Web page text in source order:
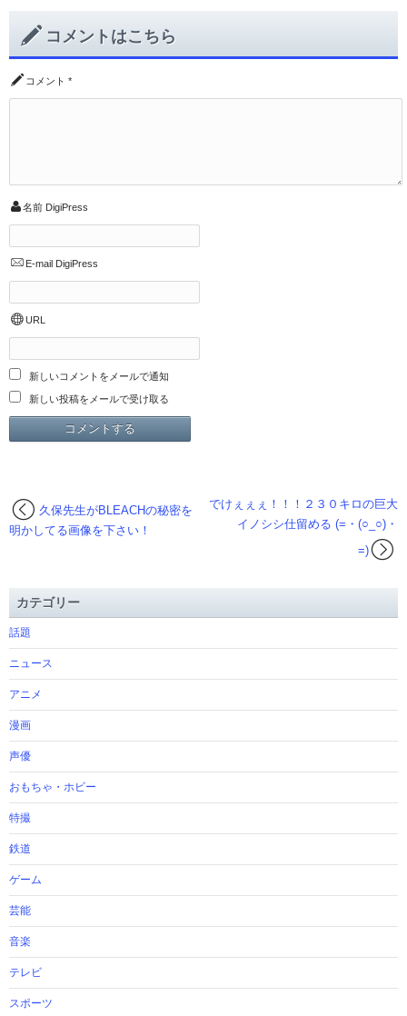
コメントはこちら
コメント *
名前 DigiPress
E-mail DigiPress
URL
新しいコメントをメールで通知
新しい投稿をメールで受け取る
でけぇぇぇ！！！２３０キロの巨大
イノシシ仕留める (=・(○_○)・
=)
久保先生がBLEACHの秘密を
明かしてる画像を下さい！
カテゴリー
話題
ニュース
アニメ
漫画
声優
おもちゃ・ホビー
特撮
鉄道
ゲーム
芸能
音楽
テレビ
スポーツ